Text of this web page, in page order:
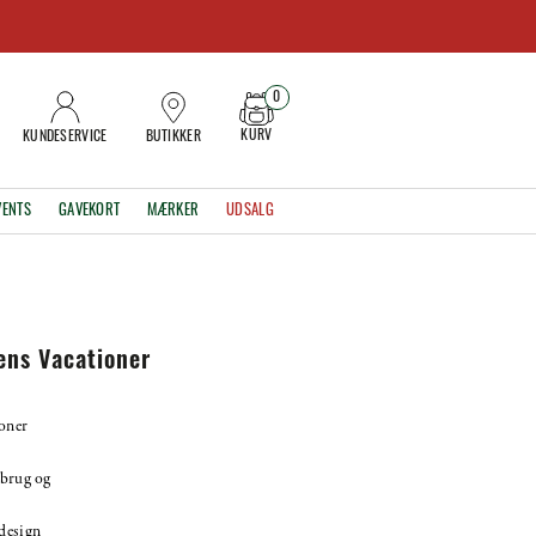
KUNDESERVICE BUTIKKER KURV
0
GAVEKORT MÆRKER UDSALG
Vacationer
og